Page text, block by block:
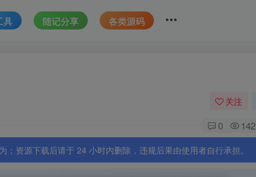
具 随记分享 各类源码
关注
0 142
资源下载后请于 24 小时内删除，违规后果由使用者自行承担。